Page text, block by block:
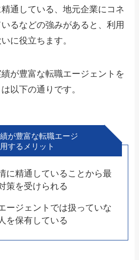
通している、地元企業にコネ
るなどの強みがあると、利用
に役立ちます。
が豊富な転職エージェントを
以下の通りです。
が豊富な転職エージ
するメリット
に精通していることから最
策を受けられる
ージェントでは扱っていな
を保有している